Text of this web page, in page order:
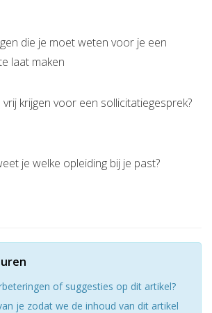
die je moet weten voor je een
laat maken
vrij krijgen voor een sollicitatiegesprek?
je welke opleiding bij je past?
of suggesties op dit artikel?
je zodat we de inhoud van dit artikel